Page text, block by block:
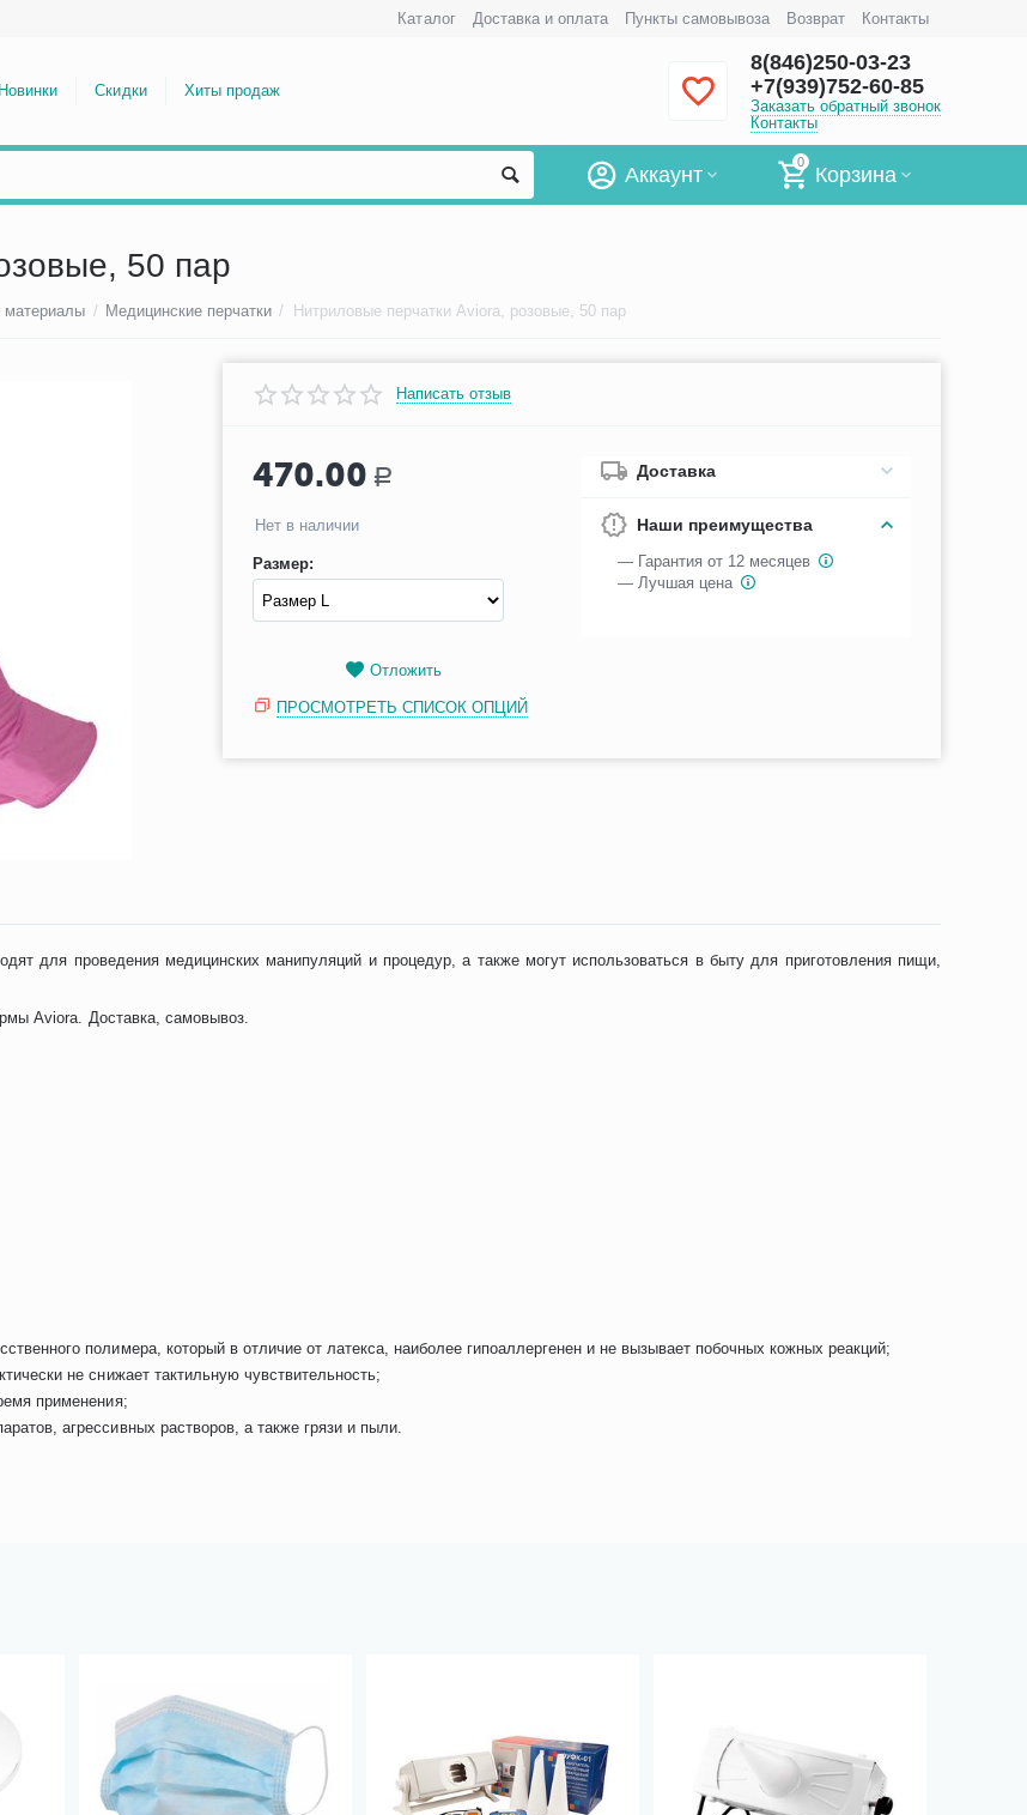
Каталог Доставка и оплата Пункты самовывоза Возврат Контакты
Новинки Скидки Хиты продаж
8(846)250-03-23
+7(939)752-60-85
Заказать обратный звонок
Контакты
0
Корзина
Аккаунт
50 пар
материалы / Медицинские перчатки / Нитриловые перчатки Aviora, розовые, 50 пар
Написать отзыв
470.00 Р
Нет в наличии
Размер:
Отложить
Доставка
Наши преимущества
— Гарантия от 12 месяцев
— Лучшая цена
ПРОСМОТРЕТЬ СПИСОК ОПЦИЙ
для проведения медицинских манипуляций и процедур, а также могут использоваться в быту для приготовления пищи,
Aviora. Доставка, самовывоз.
полимера, который в отличие от латекса, наиболее гипоаллергенен и не вызывает побочных кожных реакций;
не снижает тактильную чувствительность;
применения;
агрессивных растворов, а также грязи и пыли.